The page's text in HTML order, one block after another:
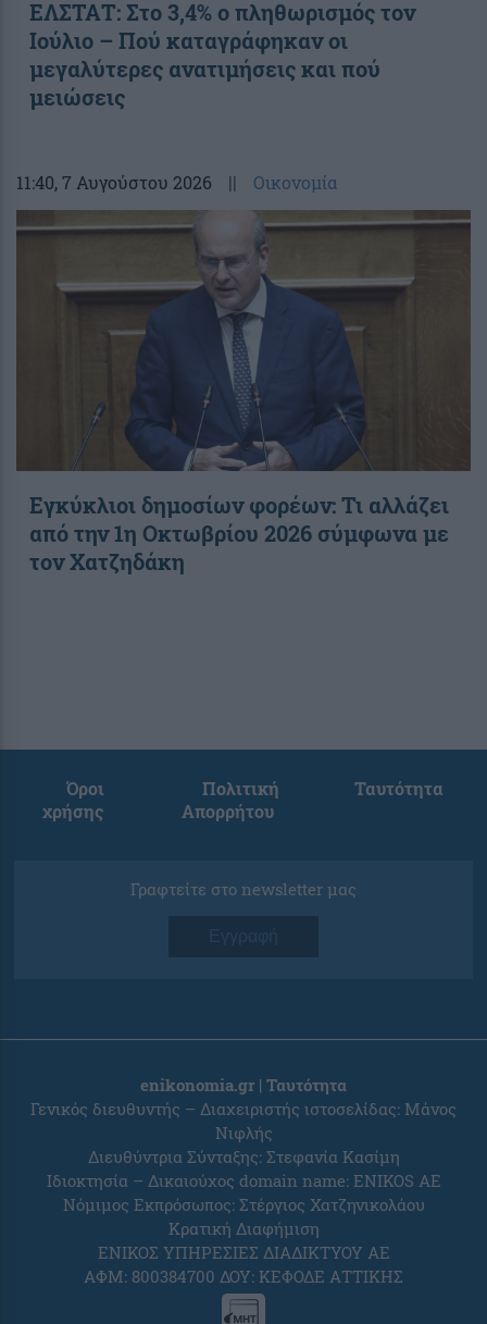
ΕΛΣΤΑΤ: Στο 3,4% ο πληθωρισμός τον
Ιούλιο – Πού καταγράφηκαν οι
μεγαλύτερες ανατιμήσεις και πού
μειώσεις
11:40, 7 Αυγούστου 2026 || Οικονομία
Εγκύκλιοι δημοσίων φορέων: Τι αλλάζει
από την 1η Οκτωβρίου 2026 σύμφωνα με
τον Χατζηδάκη
Όροι
χρήσης
Πολιτική
Απορρήτου
Ταυτότητα
Γραφτείτε στο newsletter μας
Εγγραφή
enikonomia.gr | Ταυτότητα
Γενικός διευθυντής – Διαχειριστής ιστοσελίδας: Μάνος
Νιφλής
Διευθύντρια Σύνταξης: Στεφανία Κασίμη
Ιδιοκτησία – Δικαιούχος domain name: ENIKOS AE
Νόμιμος Εκπρόσωπος: Στέργιος Χατζηνικολάου
Κρατική Διαφήμιση
ΕΝΙΚΟΣ ΥΠΗΡΕΣΙΕΣ ΔΙΑΔΙΚΤΥΟΥ ΑΕ
ΑΦΜ: 800384700 ΔΟΥ: ΚΕΦΟΔΕ ΑΤΤΙΚΗΣ